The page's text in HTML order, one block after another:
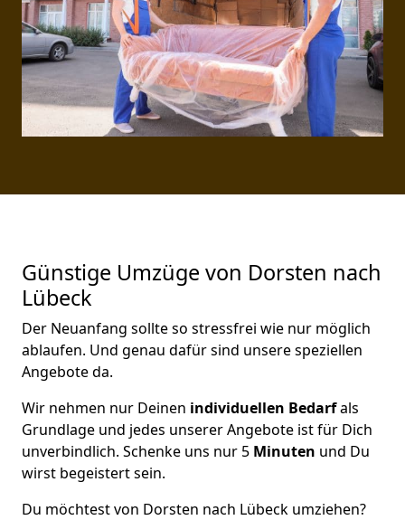
Günstige Umzüge von Dorsten nach
Lübeck
Der Neuanfang sollte so stressfrei wie nur möglich
ablaufen. Und genau dafür sind unsere speziellen
Angebote da.
Wir nehmen nur Deinen individuellen Bedarfals
Grundlage und jedes unserer Angebote ist für Dich
unverbindlich. Schenke uns nur 5 Minuten und Du
wirst begeistert sein.
Du möchtest von Dorsten nach Lübeck umziehen?